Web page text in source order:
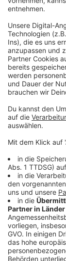
41 (Bilk):
19 Uhr
Görres-
Infoabend
der Aula
wird
Cecilien-
Elise-
(Heerdt):
Lessing-